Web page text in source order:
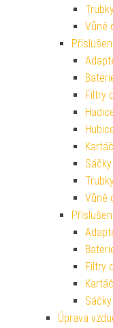
Vůně
Filtry
Vůně
Filtry
Úprava